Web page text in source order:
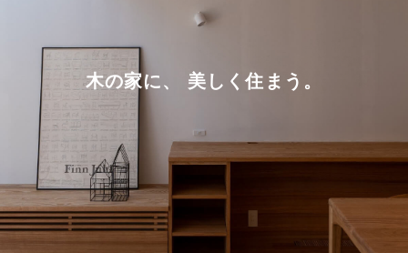
木の家に、 美しく住まう。